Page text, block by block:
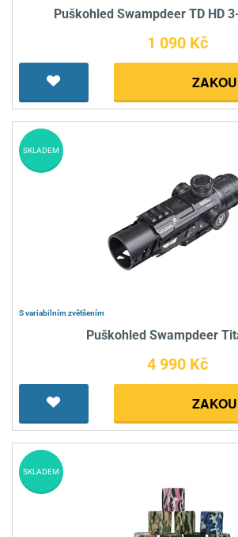
Puškohled Swampdeer TD HD
1 090 Kč
S variabilním zvětšením
Puškohled Swampdeer
4 990 Kč
SKLADEM
SKLADEM